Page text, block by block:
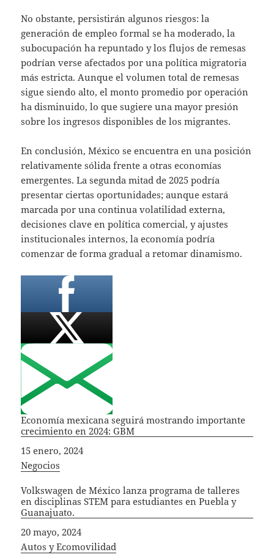
No obstante, persistirán algunos riesgos: la
generación de empleo formal se ha moderado, la
subocupación ha repuntado y los flujos de remesas
podrían verse afectados por una política migratoria
más estricta. Aunque el volumen total de remesas
sigue siendo alto, el monto promedio por operación
ha disminuido, lo que sugiere una mayor presión
sobre los ingresos disponibles de los migrantes.
En conclusión, México se encuentra en una posición
relativamente sólida frente a otras economías
emergentes. La segunda mitad de 2025 podría
presentar ciertas oportunidades; aunque estará
marcada por una continua volatilidad externa,
decisiones clave en política comercial, y ajustes
institucionales internos, la economía podría
comenzar de forma gradual a retomar dinamismo.
Economía mexicana seguirá mostrando importante
crecimiento en 2024: GBM
Fecha
15 enero, 2024
In relation to
Negocios
Volkswagen de México lanza programa de talleres
en disciplinas STEM para estudiantes en Puebla y
Guanajuato.
Fecha
20 mayo, 2024
In relation to
Autos y Ecomovilidad